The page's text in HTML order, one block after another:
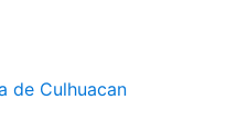
de Culhuacan